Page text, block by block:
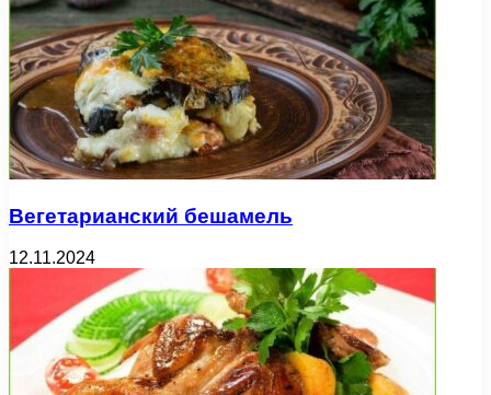
Вегетарианский бешамель
12.11.2024